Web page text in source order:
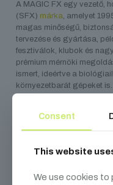
A MAGIC FX egy vezető,
(SFX) márka, amelyet
magas minőségű,
tervezése és gyártása,
fesztiválok, klubok és
prémium mérnöki
ismert, ideértve a
környezetbarát gépeket is.
Consent
This website
We use cookies to